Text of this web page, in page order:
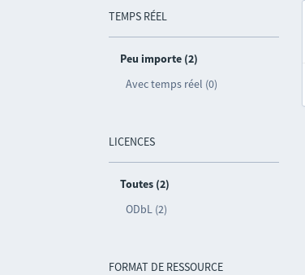
TEMPS RÉEL
Peu importe (2)
Avec temps réel (0)
LICENCES
Toutes (2)
ODbL (2)
FORMAT DE RESSOURCE